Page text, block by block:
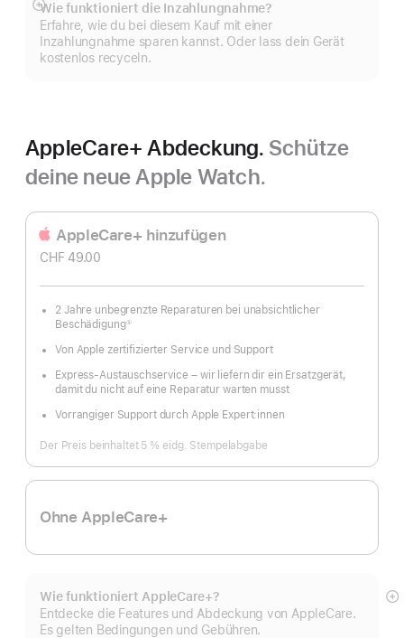
Wie funktioniert die Inzahlungnahme?
Erfahre, wie du bei diesem Kauf mit einer
Inzahlungnahme sparen kannst. Oder lass dein Gerät
kostenlos recyceln.
Mehr
anzeigen
AppleCare+ Abdeckung. Schütze
deine neue Apple Watch.
AppleCare+ hinzufügen
CHF 49.00
2 Jahre unbegrenzte Reparaturen bei unabsichtlicher
Beschädigung①
Von Apple zertifizierter Service und Support
Express-Austauschservice – wir liefern dir ein Ersatzgerät,
damit du nicht auf eine Reparatur warten musst
Vorrangiger Support durch Apple Expert:innen
Der Preis beinhaltet 5 % eidg. Stempelabgabe
Ohne AppleCare+
Wie funktioniert AppleCare+?
Entdecke die Features und Abdeckung von AppleCare.
Es gelten Bedingungen und Gebühren.